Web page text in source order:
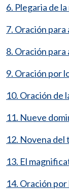
6. Plegaria de
7. Oración para
8. Oración para
9. Oración por
10. Oración de
11. Nueve
12. Novena del
13. El
14. Oración por